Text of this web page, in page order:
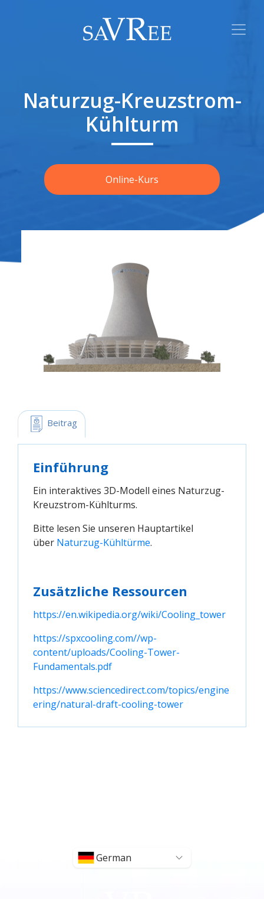
Naturzug-Kreuzstrom-
Kühlturm
Online-Kurs
Beitrag
Einführung
Ein interaktives 3D-Modell eines Naturzug-
Kreuzstrom-Kühlturms.
Bitte lesen Sie unseren Hauptartikel
über Naturzug-Kühltürme.
Zusätzliche Ressourcen
https://en.wikipedia.org/wiki/Cooling_tower
https://spxcooling.com//wp-
content/uploads/Cooling-Tower-
Fundamentals.pdf
https://www.sciencedirect.com/topics/engine
ering/natural-draft-cooling-tower
German